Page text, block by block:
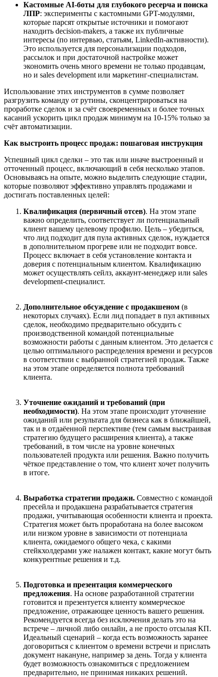
Кастомные AI-боты для глубокого ресерча и поиска
ЛПР: эксперименты с кастомными GPT-модулями,
которые парсят открытые источники и помогают
находить decision-makers, а также их публичные
интересы (по интервью, статьям, LinkedIn-активности).
Это используется для персонализации подходов,
рассылок и при достаточной настройке может
экономить очень много времени не только продавцам,
но и sales development или маркетинг-специалистам.
Использование этих инструментов в сумме позволяет
разгрузить команду от рутины, сконцентрироваться на
проработке сделок и за счёт своевременных и более точных
касаний ускорить цикл продаж минимум на 10-15% только за
счёт автоматизации.
Как выстроить процесс продаж: пошаговая инструкция
Успешный цикл сделки – это так или иначе выстроенный и
отточенный процесс, включающий в себя несколько этапов.
Основываясь на опыте, можно выделить следующие стадии,
которые позволяют эффективно управлять продажами и
достигать поставленных целей:
Квалификация (первичный отсев). На этом этапе
важно определить, соответствует ли потенциальный
клиент вашему целевому профилю. Цель – убедиться,
что лид подходит для пула активных сделок, нуждается
в дополнительном прогреве или не подходит вовсе.
Процесс включает в себя установление контакта и
доверия с потенциальным клиентом. Квалификацию
может осуществлять сейлз, аккаунт-менеджер или sales
development-специалист.
Дополнительное обсуждение с продакшеном (в
некоторых случаях). Если лид попадает в пул активных
сделок, необходимо предварительно обсудить с
производственной командой потенциальные
возможности работы с данным клиентом. Это делается с
целью оптимального распределения времени и ресурсов
в соответствии с выбранной стратегией продаж. Также
на этом этапе определяется полнота требований
клиента.
Уточнение ожиданий и требований (при
необходимости). На этом этапе происходит уточнение
ожиданий или результата для бизнеса как в ближайшей,
так и в отдаёенной перспективе (тем самым выстраивая
стратегию будущего расширения клиента), а также
требований, в том числе на уровне конечных
пользователей продукта или решения. Важно получить
чёткое представление о том, что клиент хочет получить
в итоге.
Выработка стратегии продажи. Совместно с командой
пресейла и продакшена разрабатывается стратегия
продажи, учитывающая особенности клиента и проекта.
Стратегия может быть проработана на более высоком
или низком уровне в зависимости от потенциала
клиента, ожидаемого общего чека, с какими
стейкхолдерами уже налажен контакт, какие могут быть
конкурентные решения и т.д.
Подготовка и презентация коммерческого
предложения. На основе разработанной стратегии
готовится и презентуется клиенту коммерческое
предложение, отражающее ценность вашего решения.
Рекомендуется всегда без исключения делать это на
встрече – личной либо онлайн, а не просто отсылая КП.
Идеальный сценарий – когда есть возможность заранее
договориться с клиентом о времени встречи и прислать
документ накануне, например за день. Тогда у клиента
будет возможность ознакомиться с предложением
предварительно, не принимая никаких решений.